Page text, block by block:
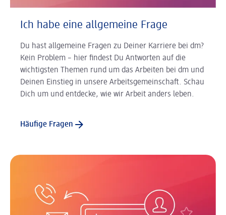
Ich habe eine allgemeine Frage
Du hast allgemeine Fragen zu Deiner Karriere bei dm?
Kein Problem – hier findest Du Antworten auf die
wichtigsten Themen rund um das Arbeiten bei dm und
Deinen Einstieg in unsere Arbeitsgemeinschaft. Schau
Dich um und entdecke, wie wir Arbeit anders leben.
Häufige Fragen